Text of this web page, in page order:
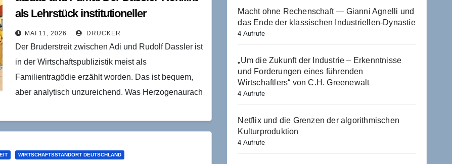
als Lehrstück institutioneller
Pfadabhängigkeit
MAI 11, 2026 DRUCKER
Der Bruderstreit zwischen Adi und Rudolf Dassler ist
in der Wirtschaftspublizistik meist als
Familientragödie erzählt worden. Das ist bequem,
aber analytisch unzureichend. Was Herzogenaurach
WIRTSCHAFTSSTANDORT DEUTSCHLAND
Macht ohne Rechenschaft — Gianni Agnelli und
das Ende der klassischen Industriellen-Dynastie
4 Aufrufe
„Um die Zukunft der Industrie – Erkenntnisse
und Forderungen eines führenden
Wirtschaftlers“ von C.H. Greenewalt
4 Aufrufe
Netflix und die Grenzen der algorithmischen
Kulturproduktion
4 Aufrufe